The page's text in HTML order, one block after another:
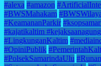
#alexa #amazon
#BWSMahakam
#KeamananParkir
#kajatikaltim
#LingkunganKaltim
#OpiniPublik
#PolsekSamarindaUlu